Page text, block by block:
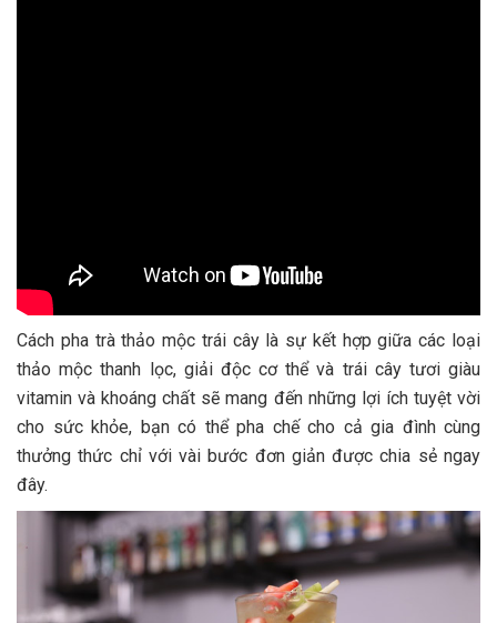
Cách pha trà thảo mộc trái cây là sự kết hợp giữa các loại
thảo mộc thanh lọc, giải độc cơ thể và trái cây tươi giàu
vitamin và khoáng chất sẽ mang đến những lợi ích tuyệt vời
cho sức khỏe, bạn có thể pha chế cho cả gia đình cùng
thưởng thức chỉ với vài bước đơn giản được chia sẻ ngay
đây.